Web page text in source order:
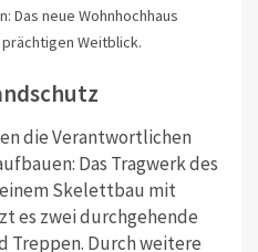
Das neue Wohnhochhaus
Weitblick.
die Verantwortlichen
Das Tragwerk des
Skelettbau mit
es zwei durchgehende
Treppen. Durch weitere